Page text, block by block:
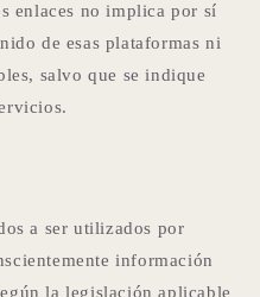
enlaces no implica por sí
de esas plataformas ni
salvo que se indique
a ser utilizados por
información
la legislación aplicable